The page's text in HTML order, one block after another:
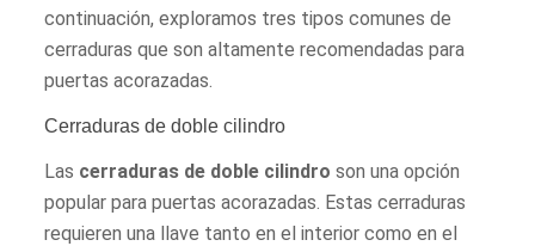
continuación, exploramos tres tipos comunes de
cerraduras que son altamente recomendadas para
puertas acorazadas.
Cerraduras de doble cilindro
Las cerraduras de doble cilindro son una opción
popular para puertas acorazadas. Estas cerraduras
requieren una llave tanto en el interior como en el